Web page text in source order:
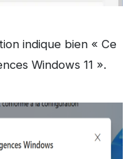
indique bien « Ce
Windows 11 ».